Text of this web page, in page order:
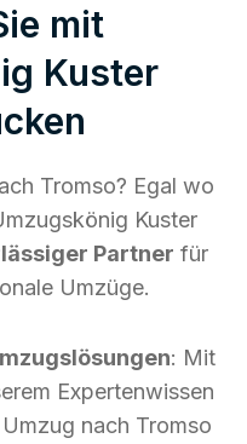
mit
Kuster
Tromso? Egal wo
Kuster
Partner für
Umzüge.
: Mit
Expertenwissen
nach Tromso